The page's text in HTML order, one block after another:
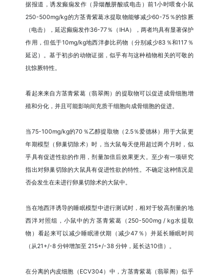
据报道，诱发癫痫发作（异烟酰肼酸或电击）前1小时喂食小鼠
250-500mg/kg的方茎青紫葛水提取物能够减少60-75％的惊厥
（电击），延迟癫痫发作36-77％（IHA），两者均具有显著保护
作用，但低于10mg/kg地西泮参比药物（分别减少83％和117％
延迟）。基于初步的动物证据，似乎有与这种植物相关的可敬的
抗惊厥特性。
看起来来自方茎青紫葛（翡翠阁）的提取物可以促进成骨细胞增
殖和分化，并且可能影响间充质干细胞向成骨细胞的促进。
当75-100mg/kg的70％乙醇提取物（2.5％爱德林）用于大鼠更
年期模型（卵巢切除术）时，当大鼠每天使用超过两个月时，似
乎具有促进性欲的作用，剂量加倍后效果更大。至少有一项研究
指出对卵巢切除的大鼠具有促进性欲的特性。不确定这种情况是
否会发生在未进行卵巢切除术的大鼠中。
当在地西泮诱导的睡眠模型中进行测试时，相对于较高剂量的地
西泮对照组，小鼠中的方茎青紫葛（250-500mg / kg水提取
物）看起来可以减少睡眠潜伏期（减少47％）并延长睡眠时间
（从21+/-8 分钟增加至 215+/-38 分钟，延长达10倍）。
在分离的内皮细胞（ECV304）中，方茎青紫葛（翡翠阁）似乎